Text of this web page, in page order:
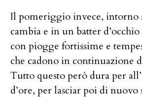
Il pomeriggio invece, intorno
cambia e in un batter
con piogge fortissime e
che cadono in continuazione
Tutto questo però dura per
d’ore, per lasciar poi di nuovo